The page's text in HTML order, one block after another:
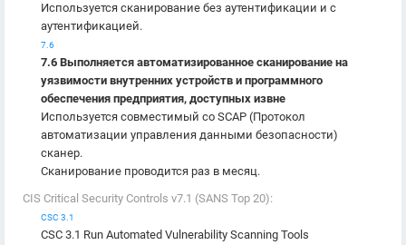
Используется сканирование без аутентификации и с
аутентификацией.
7.6
7.6 Выполняется автоматизированное сканирование на
уязвимости внутренних устройств и программного
обеспечения предприятия, доступных извне
Используется совместимый со SCAP (Протокол
автоматизации управления данными безопасности)
сканер.
Сканирование проводится раз в месяц.
CIS Critical Security Controls v7.1 (SANS Top 20):
CSC 3.1
CSC 3.1 Run Automated Vulnerability Scanning Tools